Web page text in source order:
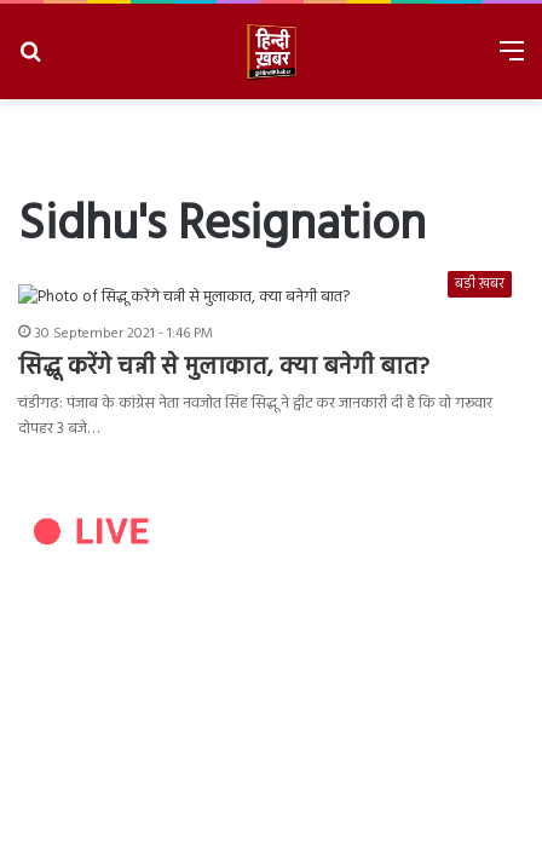
Sidhu's Resignation
बड़ी ख़बर
30 September 2021 - 1:46 PM
सिद्धू करेंगे चन्नी से मुलाकात, क्या बनेगी बात?
चंडीगढ़: पंजाब के कांग्रेस नेता नवजोत सिंह सिद्धू ने ट्वीट कर जानकारी दी है कि वो गरूवार
दोपहर 3 बजे…